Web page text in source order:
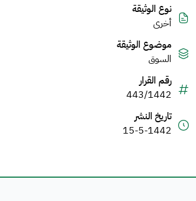
نوع الوثيقة
أخرى
موضوع الوثيقة
السوق
رقم القرار
443/1442
تاريخ النشر
15-5-1442